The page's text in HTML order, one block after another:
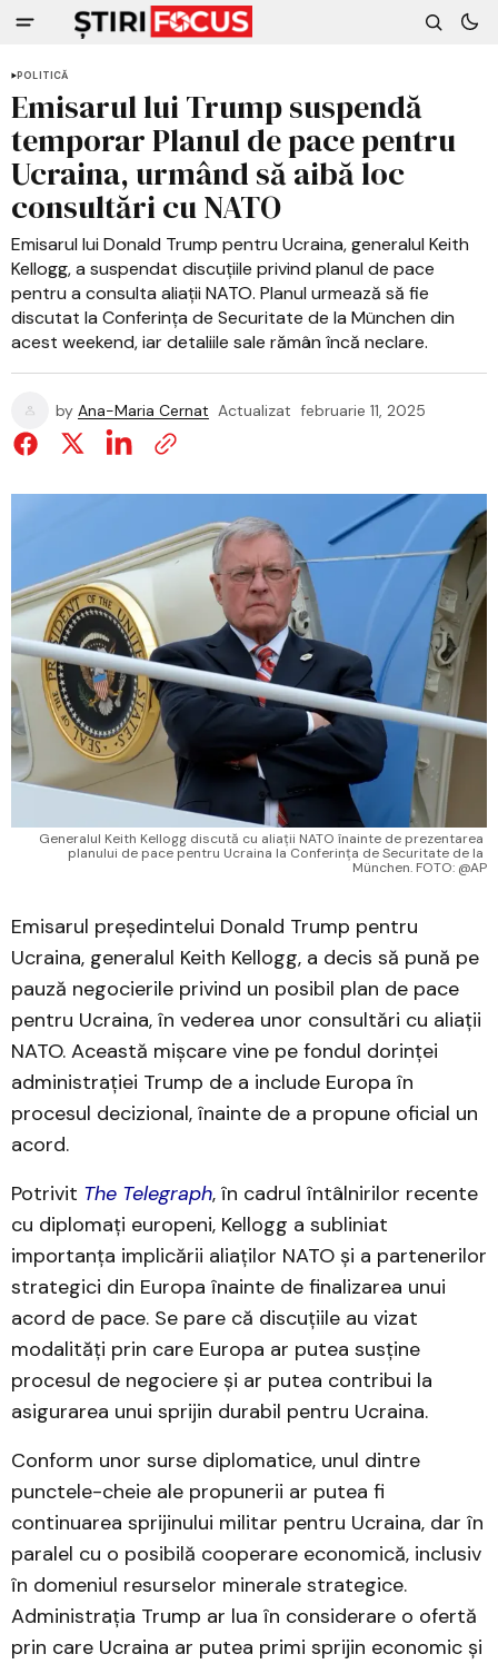
POLITICĂ
Emisarul lui Trump suspendă
temporar Planul de pace pentru
Ucraina, urmând să aibă loc
consultări cu NATO
Emisarul lui Donald Trump pentru Ucraina, generalul Keith
Kellogg, a suspendat discuțiile privind planul de pace
pentru a consulta aliații NATO. Planul urmează să fie
discutat la Conferința de Securitate de la München din
acest weekend, iar detaliile sale rămân încă neclare.
by Ana-Maria Cernat Actualizat februarie 11, 2025
Generalul Keith Kellogg discută cu aliații NATO înainte de prezentarea
planului de pace pentru Ucraina la Conferința de Securitate de la
München. FOTO: @AP
Emisarul președintelui Donald Trump pentru
Ucraina, generalul Keith Kellogg, a decis să pună pe
pauză negocierile privind un posibil plan de pace
pentru Ucraina, în vederea unor consultări cu aliații
NATO. Această mișcare vine pe fondul dorinței
administrației Trump de a include Europa în
procesul decizional, înainte de a propune oficial un
acord.
Potrivit The Telegraph, în cadrul întâlnirilor recente
cu diplomați europeni, Kellogg a subliniat
importanța implicării aliaților NATO și a partenerilor
strategici din Europa înainte de finalizarea unui
acord de pace. Se pare că discuțiile au vizat
modalități prin care Europa ar putea susține
procesul de negociere și ar putea contribui la
asigurarea unui sprijin durabil pentru Ucraina.
Conform unor surse diplomatice, unul dintre
punctele-cheie ale propunerii ar putea fi
continuarea sprijinului militar pentru Ucraina, dar în
paralel cu o posibilă cooperare economică, inclusiv
în domeniul resurselor minerale strategice.
Administrația Trump ar lua în considerare o ofertă
prin care Ucraina ar putea primi sprijin economic și